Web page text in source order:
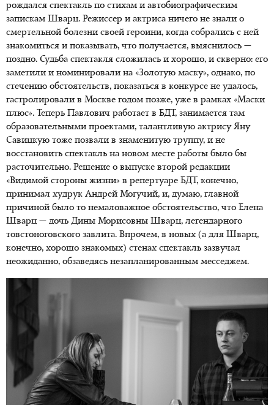
рождался спектакль по стихам и автобиографическим
запискам Шварц. Режиссер и актриса ничего не знали о
смертельной болезни своей героини, когда собрались с ней
знакомиться и показывать, что получается, выяснилось —
поздно. Судьба спектакля сложилась и хорошо, и скверно: его
заметили и номинировали на «Золотую маску», однако, по
стечению обстоятельств, показаться в конкурсе не удалось,
гастролировали в Москве годом позже, уже в рамках «Маски
плюс». Теперь Павлович работает в БДТ, занимается там
образовательными проектами, талантливую актрису Яну
Савицкую тоже позвали в знаменитую труппу, и не
восстановить спектакль на новом месте работы было бы
расточительно. Решение о выпуске второй редакции
«Видимой стороны жизни» в репертуаре БДТ, конечно,
принимал худрук Андрей Могучий, и, думаю, главной
причиной было то немаловажное обстоятельство, что Елена
Шварц — дочь Дины Морисовны Шварц, легендарного
товстоноговского завлита. Впрочем, в новых (а для Шварц,
конечно, хорошо знакомых) стенах спектакль зазвучал
неожиданно, обзаведясь незапланированным месседжем.